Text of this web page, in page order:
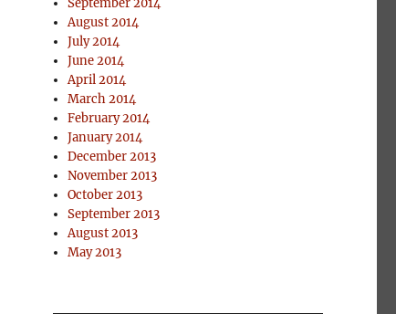
August 2014
July 2014
June 2014
April 2014
March 2014
February 2014
January 2014
December 2013
November 2013
October 2013
September 2013
August 2013
May 2013